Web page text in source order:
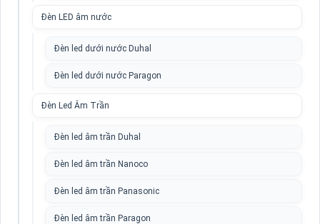
Đèn LED âm nước
Đèn led dưới nước Duhal
Đèn led dưới nước Paragon
Đèn Led Âm Trần
Đèn led âm trần Duhal
Đèn led âm trần Nanoco
Đèn led âm trần Panasonic
Đèn led âm trần Paragon